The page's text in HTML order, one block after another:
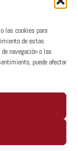
las cookies para
de estas
navegación o las
puede afectar